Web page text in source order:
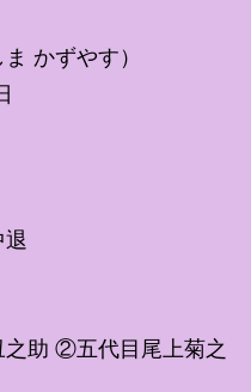
かずやす）
助 ②五代目尾上菊之